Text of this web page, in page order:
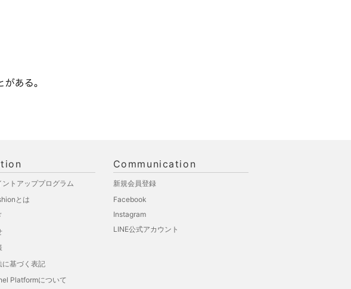
ントアッププログラム
とは
に基づく表記
Platformについて
Communication
新規会員登録
Facebook
Instagram
LINE公式アカウント